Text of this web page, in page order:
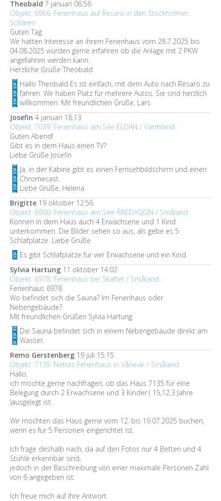
Theobald 7 januari 06:56
Objekt: 6956: Ferienhaus auf Resarö in den Stockholmer
Schären
Guten Tag
Wir hätten Interesse an ihrem Ferienhaus vom 28.7.2025 bis
04.08.2025 würden gerne erfahren ob die Anlage mit 2 PKW
angefahren werden kann.
Herzliche Grüße Theobald
Hallo Theobald Es ist einfach, mit dem Auto nach Resarö zu
fahren. Wir haben Platz für mehrere Autos. Sie sind herzlich
willkommen. Mit freundlichen Grüße, Lars.
Josefin 4 januari 18:13
Objekt: 7039: Ferienhaus am See ELDAN / Värmland
Guten Abend!
Gibt es in dem Haus einen TV?
Liebe Grüße Josefin
Ja, in der Kabine gibt es einen Fernsehbildschirm und einen
Chromecast.
Liebe Grüße, Helena
Brigitte 19 oktober 12:56
Objekt: 6900: Ferienhaus am See ÅREDASJÖN / Småland
Können in dem Haus auch 4 Erwachsene und 1 Kind
unterkommen. Die Bilder sehen so aus, als gebe es 5
Schlafplätze. Liebe Grüße
Es gibt Schlafplätze für vier Erwachsene und ein Kind.
Sylvia Hartung 11 oktober 14:02
Objekt: 6978: Ferienhaus bei Skaftet / Småland
Ferienhaus 6978
Wo befindet sich die Sauna? Im Ferienhaus oder
Nebengebäude?
Mit freundlichen Grüßen Sylvia Hartung
Die Sauna befindet sich in einem Nebengebäude direkt am
Wasser.
Remo Gerstenberg 19 juli 15:15
Objekt: 7135: Nettes Ferienhaus in Vånevik / Småland
Hallo,
ich möchte gerne nachfragen, ob das Haus 7135 für eine
Belegung durch 2 Erwachsene und 3 Kinder ( 15,12,3 Jahre
)ausgelegt ist.
Wir möchten das Haus gerne vom 12. bis 19.07.2025 buchen,
wenn es für 5 Personen eingerichtet ist.
Ich frage deshalb nach, da auf den Fotos nur 4 Betten und 4
Stühle erkennbar sind,
jedoch in der Beschreibung von einer maximale Personen Zahl
von 6 angegeben ist.
Ich freue mich auf Ihre Antwort.